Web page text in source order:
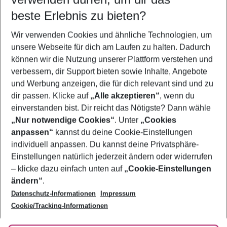
5-8 Nächte
2 Erwachsene Keine Kinder
Mehr Filter anzeigen
Footer
Footer navigation
Über uns
AGB
Bestpreisgarantie
Cookie-Einstellungen ändern
Cookie-Richtlinie
Agenturbetreuung
Barrierefreies Reisen
Folge uns
beste Erlebnis zu bieten?
Wir verwenden Cookies und ähnliche Technologien, um
unsere Webseite für dich am Laufen zu halten. Dadurch
können wir die Nutzung unserer Plattform verstehen und
verbessern, dir Support bieten sowie Inhalte, Angebote
und Werbung anzeigen, die für dich relevant sind und zu
dir passen. Klicke auf „Alle akzeptieren“, wenn du
einverstanden bist. Dir reicht das Nötigste? Dann wähle
„Nur notwendige Cookies“. Unter „Cookies
anpassen“ kannst du deine Cookie-Einstellungen
individuell anpassen. Du kannst deine Privatsphäre-
Einstellungen natürlich jederzeit ändern oder widerrufen
– klicke dazu einfach unten auf „Cookie-Einstellungen
ändern“.
Datenschutz-Informationen
Impressum
Cookie/Tracking-Informationen